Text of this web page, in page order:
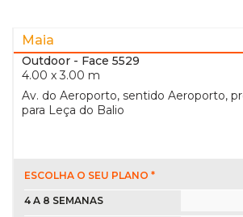
Maia
Outdoor - Face 5529
4.00 x 3.00 m
Av. do Aeroporto, sentido Aeroporto,
para Leça do Balio
ESCOLHA O SEU PLANO *
4 A 8 SEMANAS